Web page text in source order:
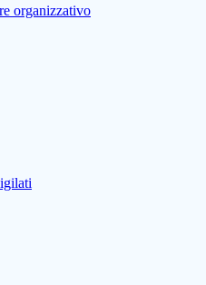
organizzativo